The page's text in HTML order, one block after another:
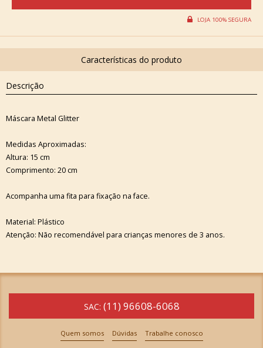
Descrição
Máscara Metal Glitter
Medidas Aproximadas:
Altura: 15 cm
Comprimento: 20 cm
Acompanha uma fita para fixação na face.
Material: Plástico
Atenção: Não recomendável para crianças menores de 3 anos.
SAC: (11) 96608-6068
Quem somos Dúvidas Trabalhe conosco